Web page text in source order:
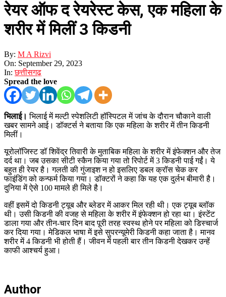
रेयर ऑफ द रेयरेस्ट केस, एक महिला के
शरीर में मिलीं 3 किडनी
By: M A Rizvi
On: September 29, 2023
In: छत्तीसगढ़
Spread the love
भिलाई। भिलाई में मल्टी स्पेशलिटी हॉस्पिटल में जांच के दौरान चौकाने वाली
खबर सामने आई। डॉक्टर्स ने बताया कि एक महिला के शरीर में तीन किडनी
मिलीं।
यूरोलॉजिस्ट डॉ शिवेंद्र तिवारी के मुताबिक महिला के शरीर में इंफेक्शन और तेज
दर्द था। जब उसका सीटी स्कैन किया गया तो रिपोर्ट में 3 किडनी पाई गईं। ये
बहुत ही रेयर है। गलती की गुंजाइश न हो इसलिए डबल क्रॉस चेक कर
फाइंडिंग को कन्फर्म किया गया। डॉक्टरों ने कहा कि यह एक दुर्लभ बीमारी है।
दुनिया में ऐसे 100 मामले ही मिले है।
वहीं इसमें दो किडनी ट्यूब और ब्लेडर में आकर मिल रही थी। एक ट्यूब ब्लॉक
थी। उसी किडनी की वजह से महिला के शरीर में इंफेक्शन हो रहा था। इंस्टेंट
डाला गया और तीन-चार दिन बाद पूरी तरह स्वस्थ होने पर महिला को डिस्चार्ज
कर दिया गया। मेडिकल भाषा में इसे सुपरन्यूमेरी किडनी कहा जाता है। मानव
शरीर में 4 किडनी भी होती हैं। जीवन में पहली बार तीन किडनी देखकर उन्हें
काफी आश्चर्य हुआ।
Author